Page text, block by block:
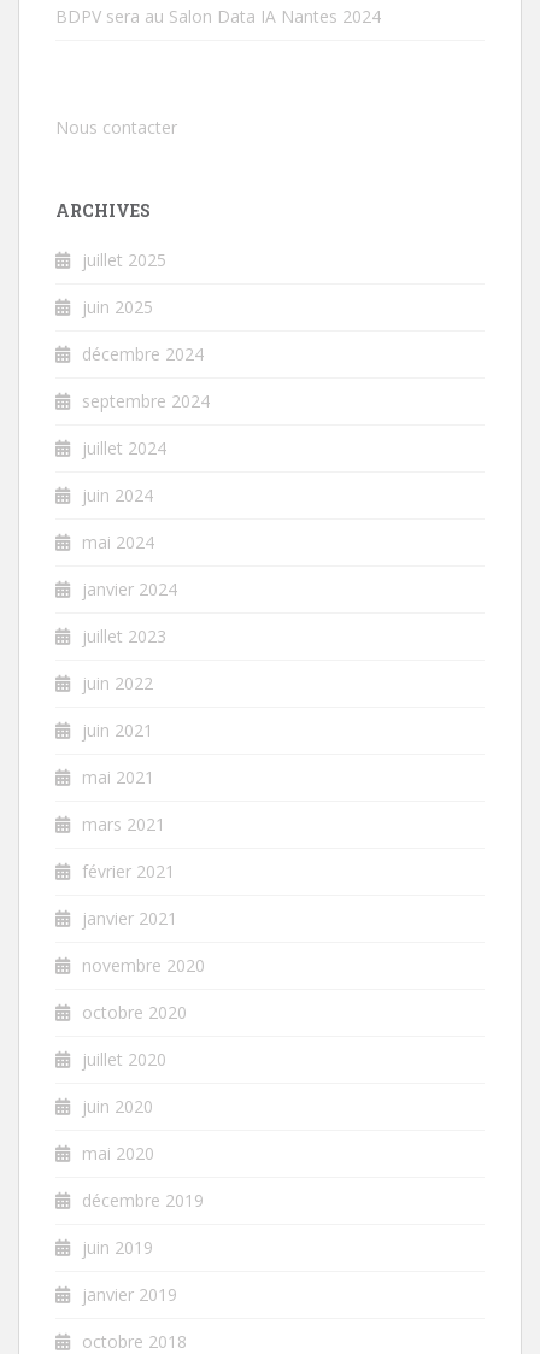
BDPV sera au Salon Data IA Nantes 2024
Nous contacter
ARCHIVES
juillet 2025
juin 2025
décembre 2024
septembre 2024
juillet 2024
juin 2024
mai 2024
janvier 2024
juillet 2023
juin 2022
juin 2021
mai 2021
mars 2021
février 2021
janvier 2021
novembre 2020
octobre 2020
juillet 2020
juin 2020
mai 2020
décembre 2019
juin 2019
janvier 2019
octobre 2018